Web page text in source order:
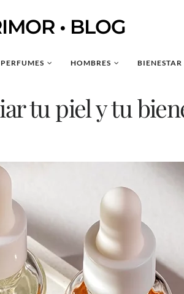
• BLOG
PERFUMES HOMBRES BIENESTAR
tu piel y tu